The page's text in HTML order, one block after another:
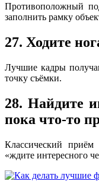
Противоположный
заполнить рамку
27. Ходите
Лучшие кадры
точку съёмки.
28. Найдите
пока что-то
Классический
«ждите интересного